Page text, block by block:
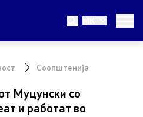
MK
Соопштенија
Муцунски со
и работат во